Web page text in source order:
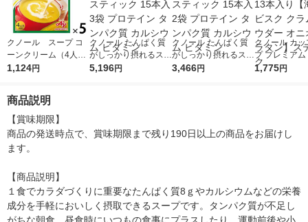
クノール スープ コ
ーンクリーム（4人
分） 5個 味の素
1,124円
クノール たんぱく質
がしっかり摂れるスー
プ コーン スティック
5,196円
クノール たんぱく質
がしっかり摂れるスー
プ コーン スティック
3,466円
クノール カ
プ プレミア
ティセット
1,775円
商品説明
【賞味期限】
商品の発送時点で、賞味期限まで残り190日以上の商品をお届けし
ます。
【商品説明】
１食でカラダづくりに重要なたんぱく質8ｇやカルシウムなどの栄養
成分を手軽においしく摂取できるスープです。タンパク質が不足し